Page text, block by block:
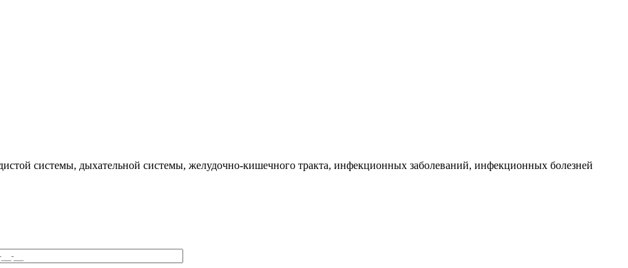
системы, дыхательной системы, желудочно-кишечного тракта, инфекционных заболеваний, инфекционных болезней